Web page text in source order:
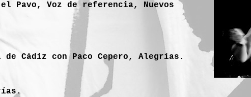
Pavo, Voz de referencia, Nuevos
Cádiz con Paco Cepero, Alegrías.